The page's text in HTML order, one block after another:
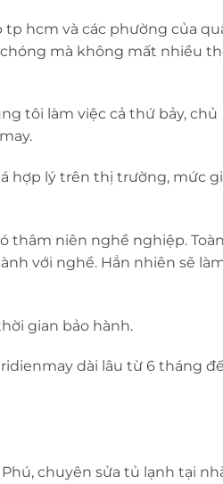
hcm và các phường của
mà không mất nhiều
tôi làm việc cả thứ bảy, chủ
hợp lý trên thị trường, mức
thâm niên nghề nghiệp.
với nghề. Hẳn nhiên sẽ
gian bảo hành.
dài lâu từ 6 tháng
chuyên sửa tủ lạnh tại